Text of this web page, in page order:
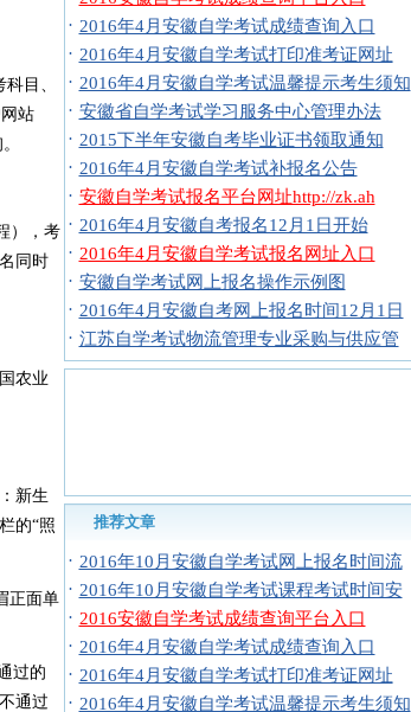
目、
站
），考
同时
农业
新生
的“照
正面单
过的
通过
· 2016年4月安徽自学考试成绩查询入口
· 2016年4月安徽自学考试打印准考证网址
· 2016年4月安徽自学考试温馨提示考生须知
· 安徽省自学考试学习服务中心管理办法
· 2015下半年安徽自考毕业证书领取通知
· 2016年4月安徽自学考试补报名公告
· 安徽自学考试报名平台网址http://zk.ah
· 2016年4月安徽自考报名12月1日开始
· 2016年4月安徽自学考试报名网址入口
· 安徽自学考试网上报名操作示例图
· 2016年4月安徽自考网上报名时间12月1日
· 江苏自学考试物流管理专业采购与供应管
推荐文章
· 2016年10月安徽自学考试网上报名时间流
· 2016年10月安徽自学考试课程考试时间安
· 2016安徽自学考试成绩查询平台入口
· 2016年4月安徽自学考试成绩查询入口
· 2016年4月安徽自学考试打印准考证网址
· 2016年4月安徽自学考试温馨提示考生须知